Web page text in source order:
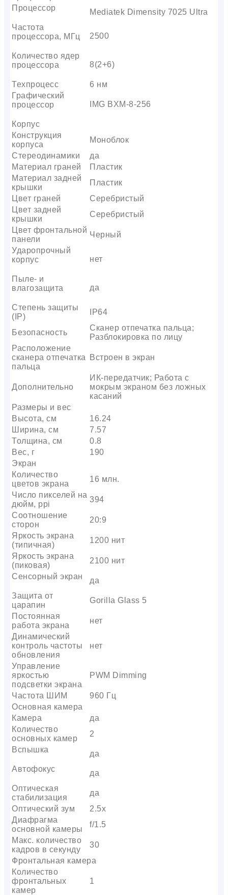
Процессор
Mediatek Dimensity 7025 Ultra
Частота
процессора, МГц
2500
Количество ядер
процессора
8(2+6)
Техпроцесс
6 нм
Графический
процессор
IMG BXM-8-256
Корпус
Конструкция
корпуса
Моноблок
Стереодинамики
да
Материал граней
Пластик
Материал задней
крышки
Пластик
Цвет граней
Серебристый
Цвет задней
крышки
Серебристый
Цвет фронтальной
панели
Черный
Ударопрочный
корпус
нет
Пыле- и
влагозащита
да
Степень защиты
(IP)
IP64
Безопасность
Сканер отпечатка пальца;
Разблокировка по лицу
Расположение
сканера отпечатка
пальца
Встроен в экран
Дополнительно
ИК-передатчик; Работа с
мокрым экраном без ложных
касаний
Размеры и вес
Высота, см
16.24
Ширина, см
7.57
Толщина, см
0.8
Вес, г
190
Экран
Количество
цветов экрана
16 млн.
Число пикселей на
дюйм, ppi
394
Соотношение
сторон
20:9
Яркость экрана
(типичная)
1200 нит
Яркость экрана
(пиковая)
2100 нит
Сенсорный экран
да
Защита от
царапин
Gorilla Glass 5
Постоянная
работа экрана
нет
Динамический
контроль частоты
обновления
нет
Управление
яркостью
подсветки экрана
PWM Dimming
Частота ШИМ
960 Гц
Основная камера
Камера
да
Количество
основных камер
2
Вспышка
да
Автофокус
да
Оптическая
стабилизация
да
Оптический зум
2.5x
Диафрагма
основной камеры
f/1.5
Макс. количество
кадров в секунду
30
Фронтальная камера
Количество
фронтальных
камер
1